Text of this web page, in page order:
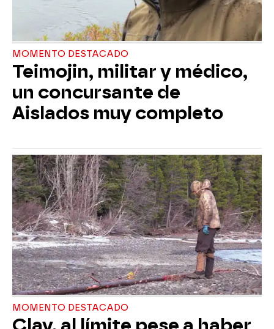
MOMENTO DESTACADO
Teimojin, militar y médico,
un concursante de
Aislados muy completo
MOMENTO DESTACADO